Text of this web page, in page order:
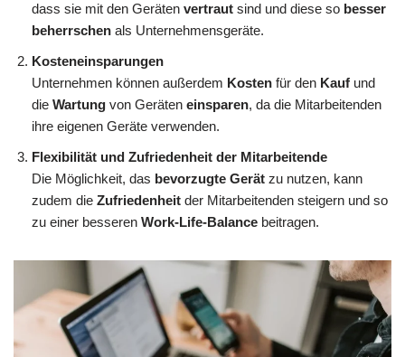
dass sie mit den Geräten vertraut sind und diese so besser
beherrschen als Unternehmensgeräte.
Kosteneinsparungen
Unternehmen können außerdem Kosten für den Kauf und
die Wartung von Geräten einsparen, da die Mitarbeitenden
ihre eigenen Geräte verwenden.
Flexibilität und Zufriedenheit der Mitarbeitende
Die Möglichkeit, das bevorzugte Gerät zu nutzen, kann
zudem die Zufriedenheit der Mitarbeitenden steigern und so
zu einer besseren Work-Life-Balance beitragen.